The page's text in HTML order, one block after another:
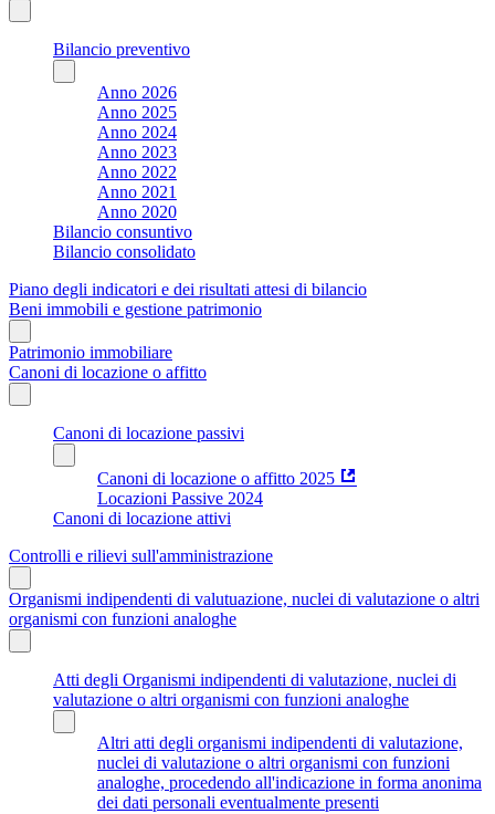
Bilancio preventivo
Anno 2026
Anno 2025
Anno 2024
Anno 2023
Anno 2022
Anno 2021
Anno 2020
Bilancio consuntivo
Bilancio consolidato
Piano degli indicatori e dei risultati attesi di bilancio
Beni immobili e gestione patrimonio
Patrimonio immobiliare
Canoni di locazione o affitto
Canoni di locazione passivi
Canoni di locazione o affitto 2025
Locazioni Passive 2024
Canoni di locazione attivi
Controlli e rilievi sull'amministrazione
Organismi indipendenti di valutuazione, nuclei di valutazione o altri
organismi con funzioni analoghe
Atti degli Organismi indipendenti di valutazione, nuclei di
valutazione o altri organismi con funzioni analoghe
Altri atti degli organismi indipendenti di valutazione,
nuclei di valutazione o altri organismi con funzioni
analoghe, procedendo all'indicazione in forma anonima
dei dati personali eventualmente presenti